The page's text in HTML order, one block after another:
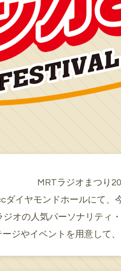
MRTラジオまつり
ダイヤモンドホールにて、
ジオの人気パーソナリティ
ジやイベントを用意して